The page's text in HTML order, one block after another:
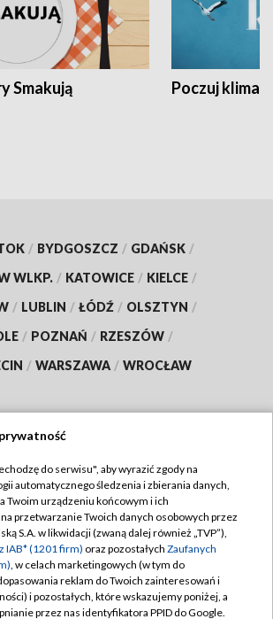
Smakują Poczuj klimat
/ BYDGOSZCZ / GDAŃSK /
WLKP. / KATOWICE / KIELCE /
/ LUBLIN / ŁÓDŹ / OLSZTYN /
/ POZNAŃ / RZESZÓW /
/ WARSZAWA / WROCŁAW
TVP
TVP
Cyfrowa
Regulamin TVP
Polityka prywatności
Moje zgody
Pomoc
do serwisu", aby wyrazić zgody na
automatycznego śledzenia i zbierania danych,
Twoim urządzeniu końcowym i ich
przetwarzanie Twoich danych osobowych przez
S.A. w likwidacji (zwaną dalej również „TVP”),
IAB* (1201 firm) oraz pozostałych Zaufanych
, w celach marketingowych (w tym do
reklam do Twoich zainteresowań i
i pozostałych, które wskazujemy poniżej, a
przez nas identyfikatora PPID do Google.